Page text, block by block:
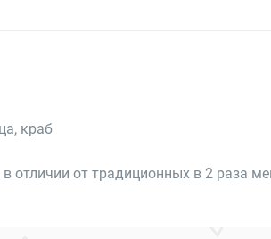
краб
отличии от традиционных в 2 раза